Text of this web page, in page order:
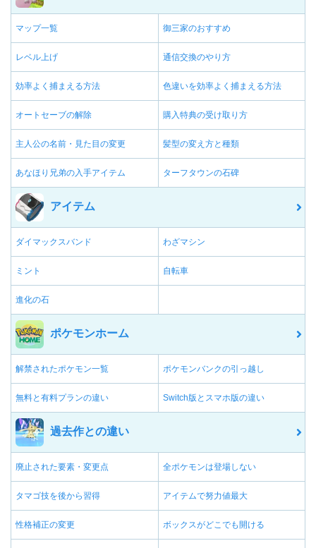
マップ一覧 御三家のおすすめ
レベル上げ 通信交換のやり方
効率よく捕まえる方法 色違いを効率よく捕まえる方法
オートセーブの解除 購入特典の受け取り方
主人公の名前・見た目の変更 髪型の変え方と種類
あなほり兄弟の入手アイテム ターフタウンの石碑
アイテム
ダイマックスバンド わざマシン
ミント 自転車
進化の石
ポケモンホーム
解禁されたポケモン一覧 ポケモンバンクの引っ越し
無料と有料プランの違い Switch版とスマホ版の違い
過去作との違い
廃止された要素・変更点 全ポケモンは登場しない
タマゴ技を後から習得 アイテムで努力値最大
性格補正の変更 ボックスがどこでも開ける